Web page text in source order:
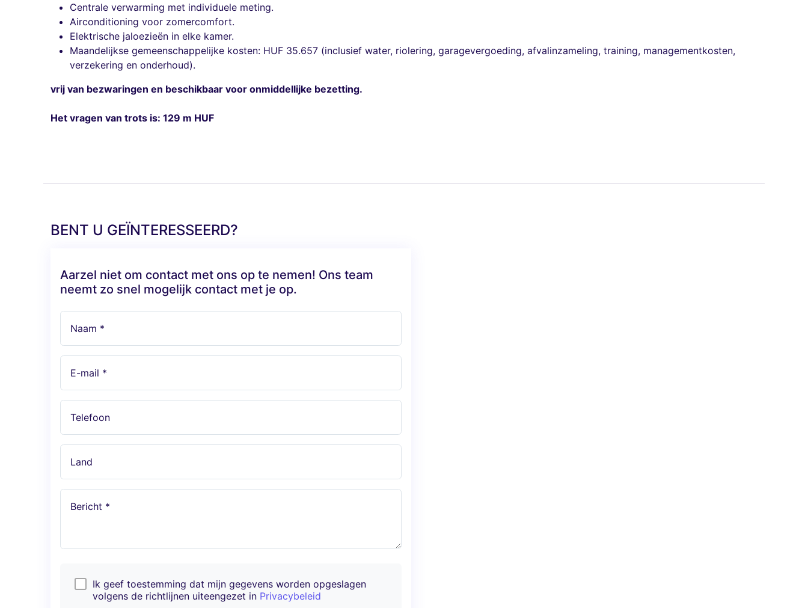
Centrale verwarming met individuele meting.
Airconditioning voor zomercomfort.
Elektrische jaloezieën in elke kamer.
Maandelijkse gemeenschappelijke kosten: HUF 35.657 (inclusief water, riolering, garagevergoeding, afvalinzameling, training, managementkosten,
verzekering en onderhoud).
vrij van bezwaringen en beschikbaar voor onmiddellijke bezetting.
Het vragen van trots is: 129 m HUF
BENT U GEÏNTERESSEERD?
Aarzel niet om contact met ons op te nemen! Ons team
neemt zo snel mogelijk contact met je op.
Naam *
E-mail *
Telefoon
Land
Bericht *
Ik geef toestemming dat mijn gegevens worden opgeslagen
volgens de richtlijnen uiteengezet in Privacybeleid